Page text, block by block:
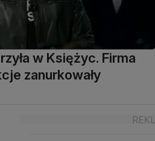
w Księżyc. Firma
zanurkowały